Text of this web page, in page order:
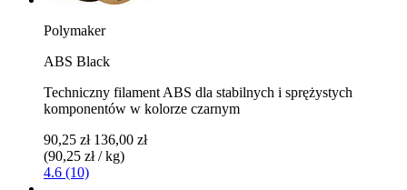
Polymaker
ABS Black
Techniczny filament ABS dla stabilnych i sprężystych
komponentów w kolorze czarnym
90,25 zł 136,00 zł
(90,25 zł / kg)
4.6 (10)